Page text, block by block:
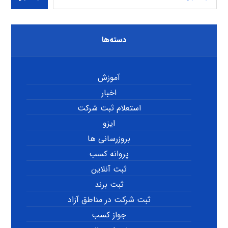
دسته‌ها
آموزش
اخبار
استعلام ثبت شرکت
ایزو
بروزرسانی ها
پروانه کسب
ثبت آنلاین
ثبت برند
ثبت شرکت در مناطق آزاد
جواز کسب